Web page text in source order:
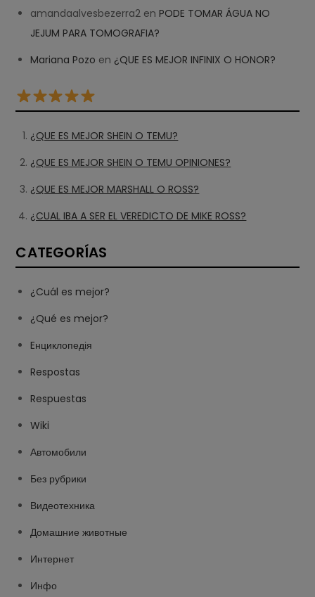
amandaalvesbezerra2 enPODE TOMAR ÁGUA NO
JEJUM PARA TOMOGRAFIA?
Mariana Pozo en ¿QUE ES MEJOR INFINIX O HONOR?
¿QUE ES MEJOR SHEIN O TEMU?
¿QUE ES MEJOR SHEIN O TEMU OPINIONES?
¿QUE ES MEJOR MARSHALL O ROSS?
¿CUAL IBA A SER EL VEREDICTO DE MIKE ROSS?
CATEGORÍAS
¿Cuál es mejor?
¿Qué es mejor?
Eнциклопедія
Respostas
Respuestas
Wiki
Автомобили
Без рубрики
Видеотехника
Домашние животные
Интернет
Инфо